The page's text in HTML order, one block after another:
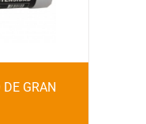
GRAN